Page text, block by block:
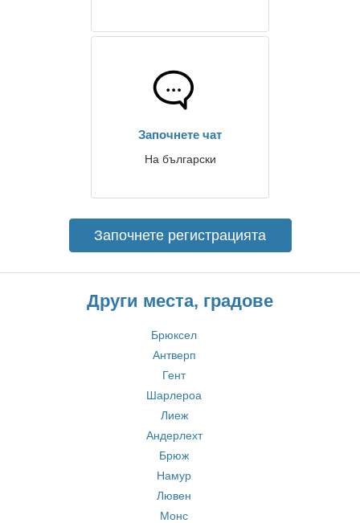
Започнете чат
На български
Започнете регистрацията
Други места, градове
Брюксел
Антверп
Гент
Шарлероа
Лиеж
Андерлехт
Брюж
Намур
Лювен
Монс